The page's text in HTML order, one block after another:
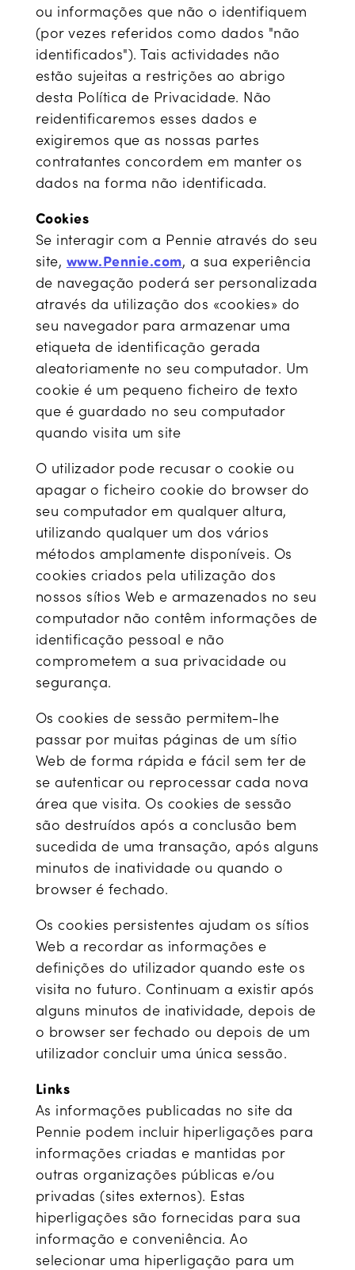
ou informações que não o identifiquem
(por vezes referidos como dados "não
identificados"). Tais actividades não
estão sujeitas a restrições ao abrigo
desta Política de Privacidade. Não
reidentificaremos esses dados e
exigiremos que as nossas partes
contratantes concordem em manter os
dados na forma não identificada.
Cookies
Se interagir com a Pennie através do seu
site, www.Pennie.com, a sua experiência
de navegação poderá ser personalizada
através da utilização dos «cookies» do
seu navegador para armazenar uma
etiqueta de identificação gerada
aleatoriamente no seu computador. Um
cookie é um pequeno ficheiro de texto
que é guardado no seu computador
quando visita um site
O utilizador pode recusar o cookie ou
apagar o ficheiro cookie do browser do
seu computador em qualquer altura,
utilizando qualquer um dos vários
métodos amplamente disponíveis. Os
cookies criados pela utilização dos
nossos sítios Web e armazenados no seu
computador não contêm informações de
identificação pessoal e não
comprometem a sua privacidade ou
segurança.
Os cookies de sessão permitem-lhe
passar por muitas páginas de um sítio
Web de forma rápida e fácil sem ter de
se autenticar ou reprocessar cada nova
área que visita. Os cookies de sessão
são destruídos após a conclusão bem
sucedida de uma transação, após alguns
minutos de inatividade ou quando o
browser é fechado.
Os cookies persistentes ajudam os sítios
Web a recordar as informações e
definições do utilizador quando este os
visita no futuro. Continuam a existir após
alguns minutos de inatividade, depois de
o browser ser fechado ou depois de um
utilizador concluir uma única sessão.
Links
As informações publicadas no site da
Pennie podem incluir hiperligações para
informações criadas e mantidas por
outras organizações públicas e/ou
privadas (sites externos). Estas
hiperligações são fornecidas para sua
informação e conveniência. Ao
selecionar uma hiperligação para um